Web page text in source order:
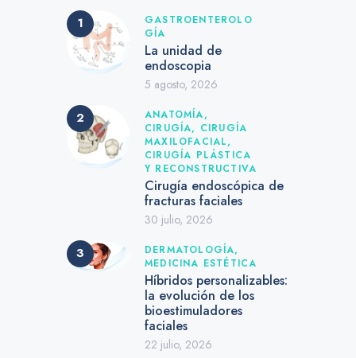
GASTROENTEROLO
GÍA
La unidad de
endoscopia
5 agosto, 2026
ANATOMÍA,
CIRUGÍA, CIRUGÍA
MAXILOFACIAL,
CIRUGÍA PLÁSTICA
Y RECONSTRUCTIVA
Cirugía endoscópica de
fracturas faciales
30 julio, 2026
DERMATOLOGÍA,
MEDICINA ESTÉTICA
Híbridos personalizables:
la evolución de los
bioestimuladores
faciales
22 julio, 2026